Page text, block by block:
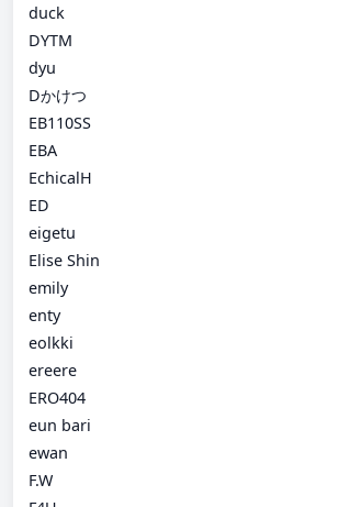
duck
DYTM
dyu
Dかけつ
EB110SS
EBA
EchicalH
ED
eigetu
Elise Shin
emily
enty
eolkki
ereere
ERO404
eun bari
ewan
F.W